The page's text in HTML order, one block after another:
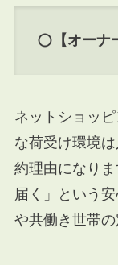
【オー
ネットショッ
な荷受け環境
約理由になり
届く」という
や共働き世帯の